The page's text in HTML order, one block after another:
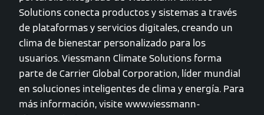
Solutions conecta productos y sistemas a través
de plataformas y servicios digitales, creando un
clima de bienestar personalizado para los
usuarios. Viessmann Climate Solutions forma
parte de Carrier Global Corporation, líder mundial
en soluciones inteligentes de clima y energía. Para
más información, visite www.viessmann-